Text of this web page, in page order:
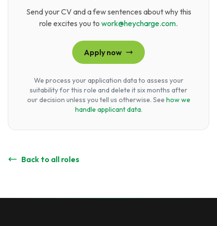
Send your CV and a few sentences about why this
role excites you to work@heycharge.com.
Apply now
We process your application data to assess your
suitability for this role and delete it six months after
our decision unless you tell us otherwise. See how we
handle applicant data.
Back to all roles